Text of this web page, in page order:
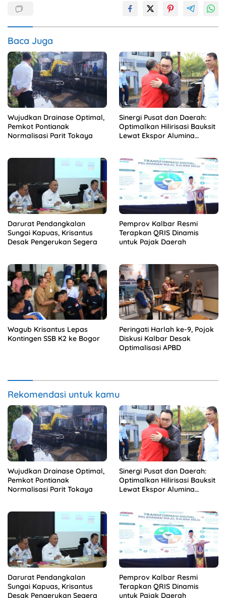
Baca Juga
Wujudkan Drainase Optimal,
Pemkot Pontianak
Normalisasi Parit Tokaya
Sinergi Pusat dan Daerah:
Optimalkan Hilirisasi Bauksit
Lewat Ekspor Alumina
Darurat Pendangkalan
Sungai Kapuas, Krisantus
Desak Pengerukan Segera
Pemprov Kalbar Resmi
Terapkan QRIS Dinamis
untuk Pajak Daerah
Wagub Krisantus Lepas
Kontingen SSB K2 ke Bogor
Peringati Harlah ke-9, Pojok
Diskusi Kalbar Desak
Optimalisasi APBD
Rekomendasi untuk kamu
Wujudkan Drainase Optimal,
Pemkot Pontianak
Normalisasi Parit Tokaya
Sinergi Pusat dan Daerah:
Optimalkan Hilirisasi Bauksit
Lewat Ekspor Alumina
Darurat Pendangkalan
Sungai Kapuas, Krisantus
Desak Pengerukan Segera
Pemprov Kalbar Resmi
Terapkan QRIS Dinamis
untuk Pajak Daerah